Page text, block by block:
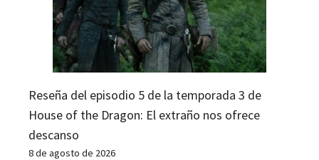
Reseña del episodio 5 de la temporada 3 de
House of the Dragon: El extraño nos ofrece
descanso
8 de agosto de 2026